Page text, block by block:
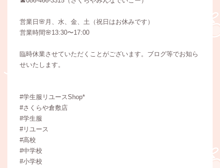
営業日🌸月、水、金、土（祝日はお休みです）
営業時間🌸13:30〜17:00
臨時休業させていただくことがございます。ブログ等でお知ら
せいたします。
#学生服リユースShop*
#さくらや倉敷店
#学生服
#リユース
#高校
#中学校
#小学校